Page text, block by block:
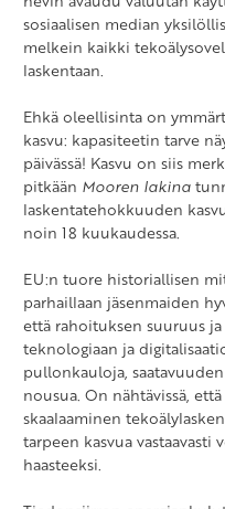
sosiaalisen median
melkein kaikki
laskentaan.
Ehkä oleellisinta on
kasvu: kapasiteetin tarve
päivässä! Kasvu on siis
pitkään Mooren lakina
laskentatehokkuuden
noin 18 kuukaudessa.
EU:n tuore historiallisen
parhaillaan jäsenmaiden
että rahoituksen suuruus
teknologiaan ja
pullonkauloja,
nousua. On nähtävissä,
skaalaaminen
tarpeen kasvua
haasteeksi.